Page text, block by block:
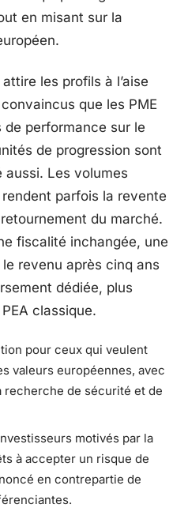
en misant sur la
les profils à l’aise
que les PME
performance sur le
de progression sont
aussi. Les volumes
parfois la revente
du marché.
fiscalité inchangée, une
revenu après cinq ans
dédiée, plus
classique.
pour ceux qui veulent
valeurs européennes, avec
recherche de sécurité et de
motivés par la
à accepter un risque de
en contrepartie de